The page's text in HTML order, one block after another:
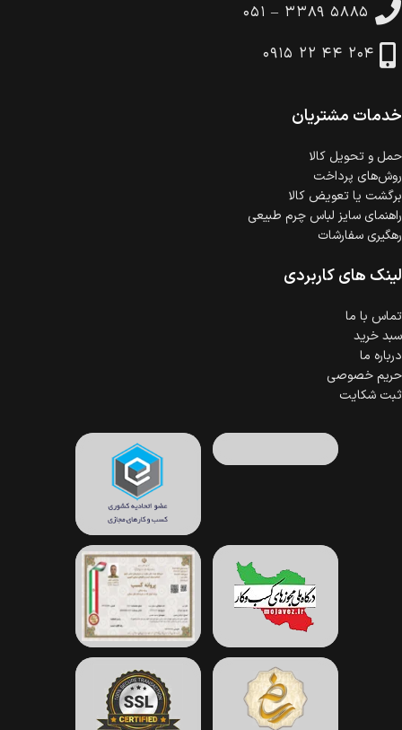
در هنگام خرید محصول، امکان انتخاب پرداخت در محل
وجود دارد.
است.
گارانتی معتبر برای تمامی محصولات ارائه می‌شود.
۰۵۱ – ۳۳۸۹ ۵۸۸۵
۰۹۱۵ ۲۲ ۴۴ ۲۰۴
خدمات مشتریان
حمل‌ و تحویل کالا
روش‌های پرداخت
برگشت یا تعویض کالا
راهنمای سایز لباس چرم طبیعی
رهگیری سفارشات
لینک های کاربردی
تماس با ما
سبد خرید
درباره ما
حریم خصوصی
ثبت شکایت